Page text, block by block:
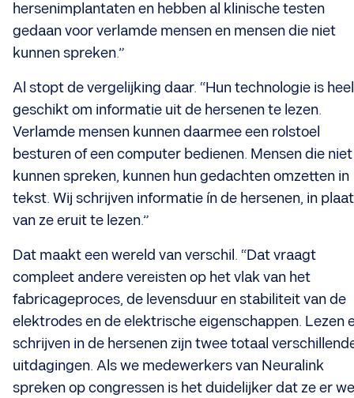
hersenimplantaten en hebben al klinische testen
gedaan voor verlamde mensen en mensen die niet
kunnen spreken.”
Al stopt de vergelijking daar. “Hun technologie is heel
geschikt om informatie uit de hersenen te lezen.
Verlamde mensen kunnen daarmee een rolstoel
besturen of een computer bedienen. Mensen die niet
kunnen spreken, kunnen hun gedachten omzetten in
tekst. Wij schrijven informatie ín de hersenen, in
van ze eruit te lezen.”
Dat maakt een wereld van verschil. “Dat vraagt
compleet andere vereisten op het vlak van het
fabricageproces, de levensduur en stabiliteit van de
elektrodes en de elektrische eigenschappen. Lezen
schrijven in de hersenen zijn twee totaal
uitdagingen. Als we medewerkers van Neuralink
spreken op congressen is het duidelijker dat ze er